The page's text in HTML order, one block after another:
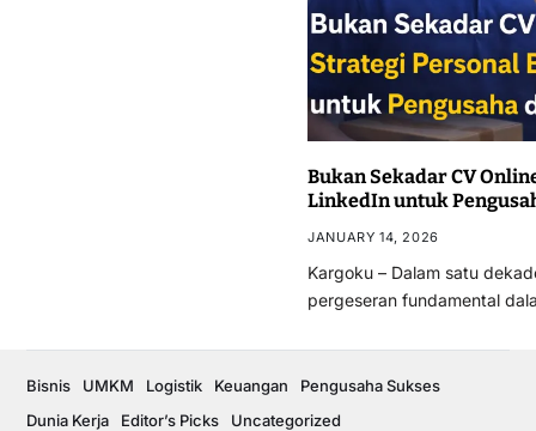
Bukan Sekadar CV
LinkedIn untuk
JANUARY 14, 2026
Kargoku – Dalam satu
pergeseran fundamental
Bisnis UMKM Logistik Keuangan
Pengusaha Sukses
Dunia Kerja
Editor’s Picks Uncategorized